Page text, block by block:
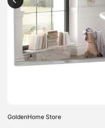
GoldenHome Store